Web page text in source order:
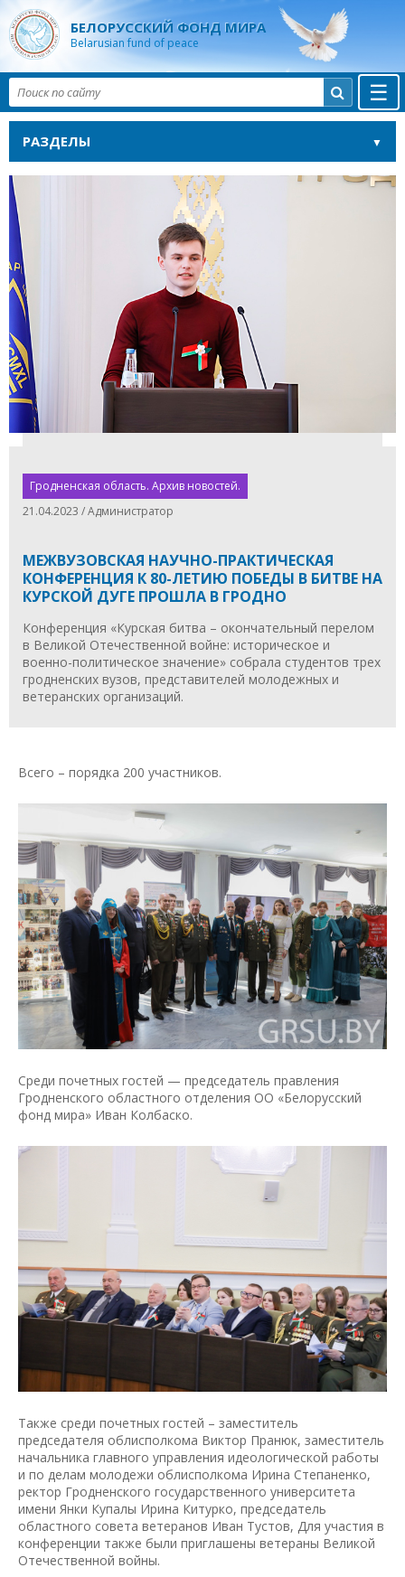
БЕЛОРУССКИЙ ФОНД МИРА
Belarusian fund of peace
☰

РАЗДЕЛЫ
Гродненская область. Архив новостей.
21.04.2023 / Администратор
МЕЖВУЗОВСКАЯ НАУЧНО-ПРАКТИЧЕСКАЯ
КОНФЕРЕНЦИЯ К 80-ЛЕТИЮ ПОБЕДЫ В БИТВЕ НА
КУРСКОЙ ДУГЕ ПРОШЛА В ГРОДНО
Конференция «Курская битва – окончательный перелом
в Великой Отечественной войне: историческое и
военно-политическое значение» собрала студентов трех
гродненских вузов, представителей молодежных и
ветеранских организаций.
Всего – порядка 200 участников.
Среди почетных гостей — председатель правления
Гродненского областного отделения ОО «Белорусский
фонд мира» Иван Колбаско.
Также среди почетных гостей – заместитель
председателя облисполкома Виктор Пранюк, заместитель
начальника главного управления идеологической работы
и по делам молодежи облисполкома Ирина Степаненко,
ректор Гродненского государственного университета
имени Янки Купалы Ирина Китурко, председатель
областного совета ветеранов Иван Тустов, Для участия в
конференции также были приглашены ветераны Великой
Отечественной войны.